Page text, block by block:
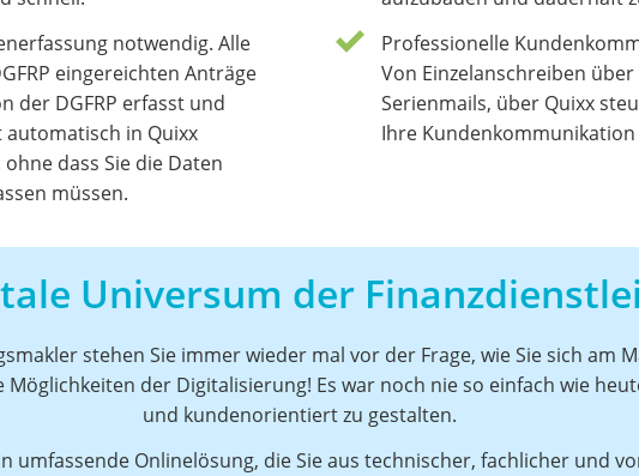
notwendig. Alle
eingereichten Anträge
der DGFRP erfasst und
in Quixx
dass Sie die Daten
müssen.
Professionelle
Von Einzelanschreiben über
Serienmails, über Quixx
Ihre Kundenkommunikation
Universum der
stehen Sie immer wieder mal vor der Frage, wie Sie sich am
Möglichkeiten der Digitalisierung! Es war noch nie so einfach wie
und kundenorientiert zu gestalten.
umfassende Onlinelösung, die Sie aus technischer, fachlicher und